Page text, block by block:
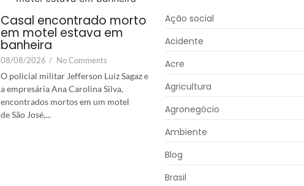
Casal encontrado morto
em motel estava em
banheira
08/08/2026 / No Comments
O policial militar Jefferson Luiz Sagaz e
a empresária Ana Carolina Silva,
encontrados mortos em um motel
de São José,...
Ação social
Acidente
Acre
Agricultura
Agronegócio
Ambiente
Blog
Brasil